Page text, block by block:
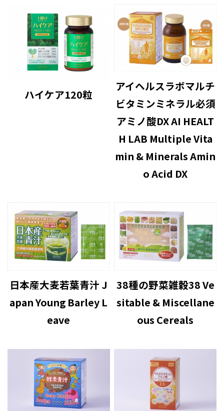
ハイケア120粒
アイヘルスラボマルチ
ビタミンミネラル必須
アミノ酸DX AI HEALT
H LAB Multiple Vita
min & Minerals Amin
o Acid DX
日本産大麦若葉青汁 J
apan Young Barley L
eave
38種の野菜雑穀38 Ve
sitable & Miscellane
ous Cereals